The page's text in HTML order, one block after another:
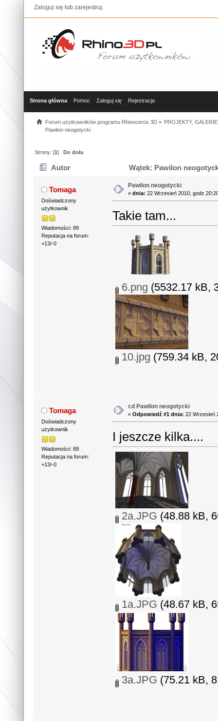
Zaloguj się lub zarejestruj.
Strona główna Pomoc Zaloguj się Rejestracja
Forum użytkowników programu Rhinoceros 3D» PROJEKTY,
Pawilon neogotycki
Strony: [1]Do dołu
Autor Wątek: Pawilon
Tomaga
Doświadczony
użytkownik
Wiadomości: 89
Reputacja na forum:
+13/-0
Pawilon neogotycki
«dnia: 22 Wrzesień 2010,
Takie tam...
6.png (5532.17 kB,
10.jpg (759.34 kB,
Tomaga
Doświadczony
użytkownik
Wiadomości: 89
Reputacja na forum:
+13/-0
cd Pawilon neogotycki
«Odpowiedź #1 dnia: 22 Wrzesień
I jeszcze kilka....
2a.JPG (48.88 kB,
1a.JPG (48.67 kB,
3a.JPG (75.21 kB,